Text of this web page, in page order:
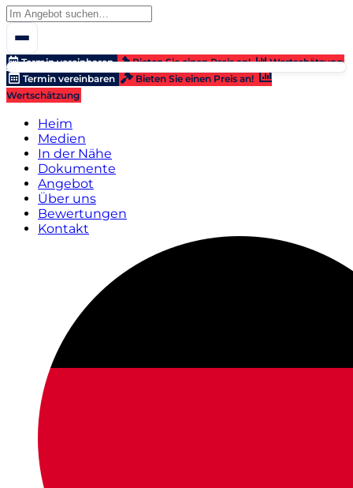
Termin vereinbaren Bieten Sie einen Preis an!
Wertschätzung
Termin vereinbaren
Bieten Sie einen Preis an!
Wertschätzung
Heim
Medien
In der Nähe
Dokumente
Angebot
Über uns
Bewertungen
Kontakt